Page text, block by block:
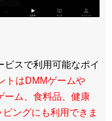
スで利用可能なポイ
トはDMMゲームや
ーム、食料品、健康
ングにも利用できま